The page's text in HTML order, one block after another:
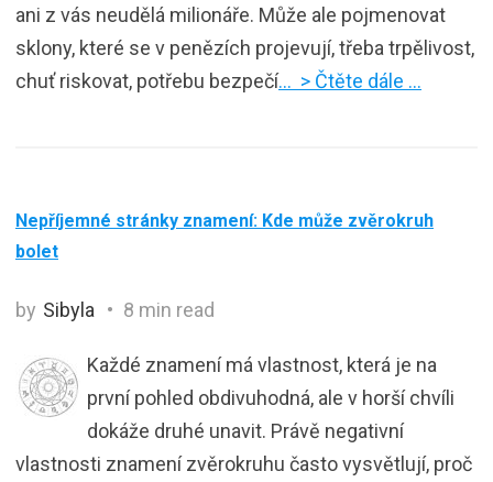
ani z vás neudělá milionáře. Může ale pojmenovat
sklony, které se v penězích projevují, třeba trpělivost,
chuť riskovat, potřebu bezpečí… > Čtěte dále …
Nepříjemné stránky znamení: Kde může zvěrokruh
bolet
by Sibyla 8 min read
Každé znamení má vlastnost, která je na
první pohled obdivuhodná, ale v horší chvíli
dokáže druhé unavit. Právě negativní
vlastnosti znamení zvěrokruhu často vysvětlují, proč